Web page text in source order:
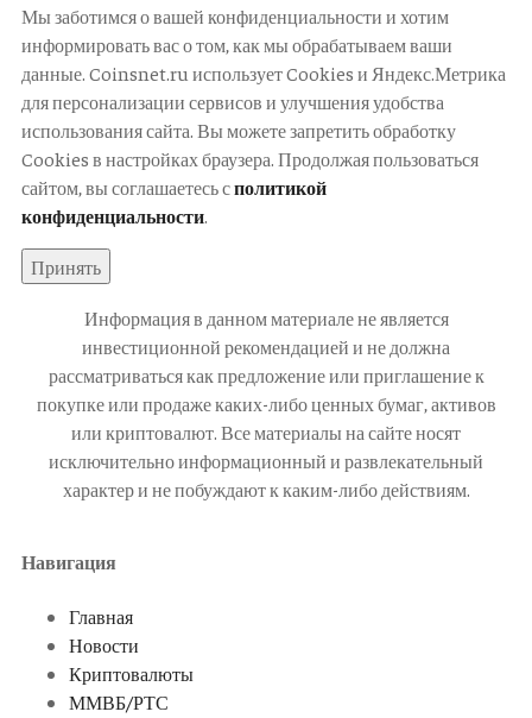
Мы заботимся о вашей конфиденциальности и хотим
информировать вас о том, как мы обрабатываем ваши
данные. Coinsnet.ru использует Cookies и Яндекс.Метрика
для персонализации сервисов и улучшения удобства
использования сайта. Вы можете запретить обработку
Cookies в настройках браузера. Продолжая пользоваться
сайтом, вы соглашаетесь сполитикой
конфиденциальности
Принять
Информация в данном материале не является
инвестиционной рекомендацией и не должна
рассматриваться как предложение или приглашение к
покупке или продаже каких-либо ценных бумаг, активов
или криптовалют. Все материалы на сайте носят
исключительно информационный и развлекательный
характер и не побуждают к каким-либо действиям.
Навигация
Главная
Новости
Криптовалюты
ММВБ/РТС